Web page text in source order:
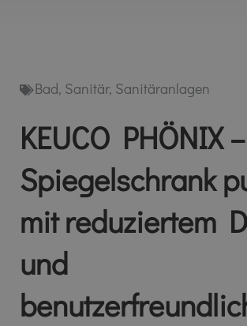
Bad, Sanitär, Sanitäranlagen
KEUCO PHÖNIX –
Spiegelschrank
mit reduziertem
und